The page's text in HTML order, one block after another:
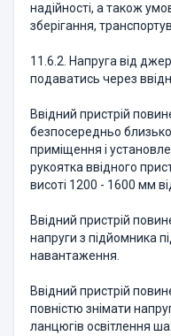
надійності, а також
зберігання,
11.6.2. Напруга від
подаватись через
Ввідний пристрій
безпосередньо
приміщення і
рукоятка ввідного
висоті 1200 - 1600 мм
Ввідний пристрій
напруги з підйомника
навантаження.
Ввідний пристрій
повністю знімати
ланцюгів освітлення